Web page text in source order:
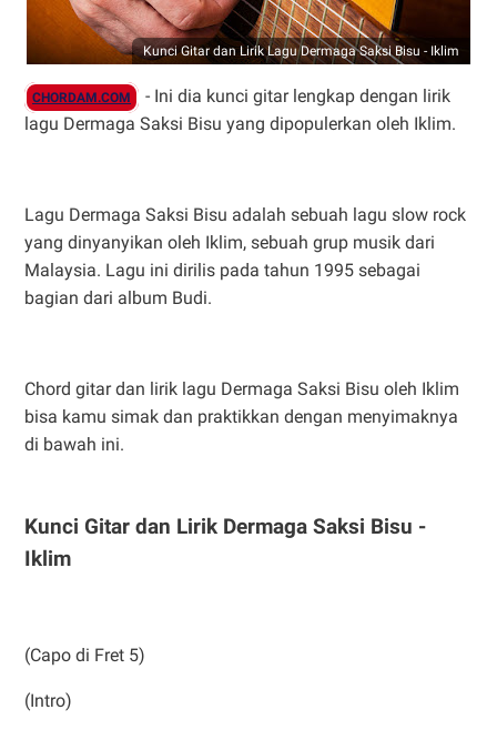
Kunci Gitar dan Lirik Lagu Dermaga Saksi Bisu - Iklim
CHORDAM.COM
- Ini dia kunci gitar lengkap dengan lirik
lagu Dermaga Saksi Bisu yang dipopulerkan oleh Iklim.
Lagu Dermaga Saksi Bisu adalah sebuah lagu slow rock
yang dinyanyikan oleh Iklim, sebuah grup musik dari
Malaysia. Lagu ini dirilis pada tahun 1995 sebagai
bagian dari album Budi.
Chord gitar dan lirik lagu Dermaga Saksi Bisu oleh Iklim
bisa kamu simak dan praktikkan dengan menyimaknya
di bawah ini.
Kunci Gitar dan Lirik Dermaga Saksi Bisu -
Iklim
(Capo di Fret 5)
(Intro)